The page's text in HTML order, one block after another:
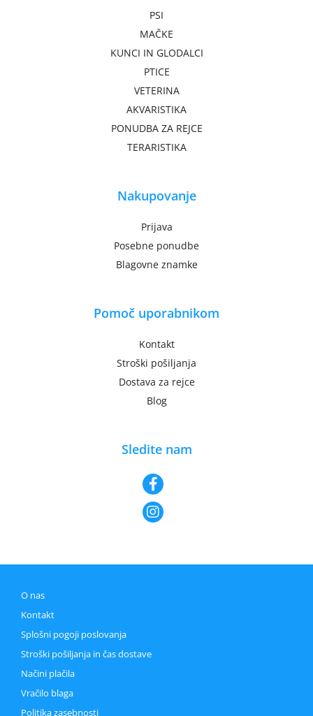
PSI
MAČKE
KUNCI IN GLODALCI
PTICE
VETERINA
AKVARISTIKA
PONUDBA ZA REJCE
TERARISTIKA
Nakupovanje
Prijava
Posebne ponudbe
Blagovne znamke
Pomoč uporabnikom
Kontakt
Stroški pošiljanja
Dostava za rejce
Blog
Sledite nam
O nas
Kontakt
Splošni pogoji poslovanja
Stroški pošiljanja in čas dostave
Načini plačila
Vračilo blaga
Politika zasebnosti